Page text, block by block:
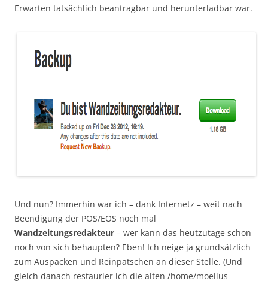
Erwarten tatsächlich beantragbar und herunterladbar war.
Und nun? Immerhin war ich – dank Internetz – weit nach
Beendigung der POS/EOS noch mal
Wandzeitungsredakteur – wer kann das heutzutage schon
noch von sich behaupten? Eben! Ich neige ja grundsätzlich
zum Auspacken und Reinpatschen an dieser Stelle. (Und
gleich danach restaurier ich die alten /home/moellus